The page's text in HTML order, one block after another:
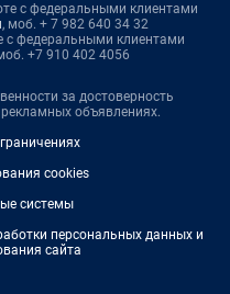
с федеральными клиентами
, моб. + 7 982 640 34 32
с федеральными клиентами
+7 910 402 4056
за достоверность
объявлениях.
cookies
системы
персональных данных и
сайта